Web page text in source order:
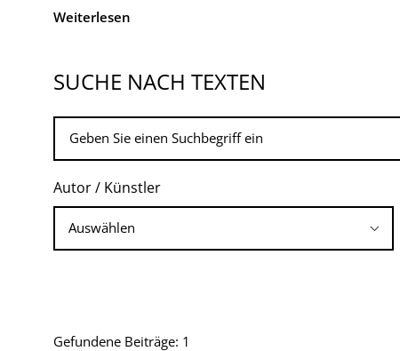
Weiterlesen
SUCHE NACH TEXTEN
Autor / Künstler
Gefundene Beiträge: 1